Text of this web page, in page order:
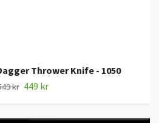
Thrower Knife - 1050
kr 449 kr